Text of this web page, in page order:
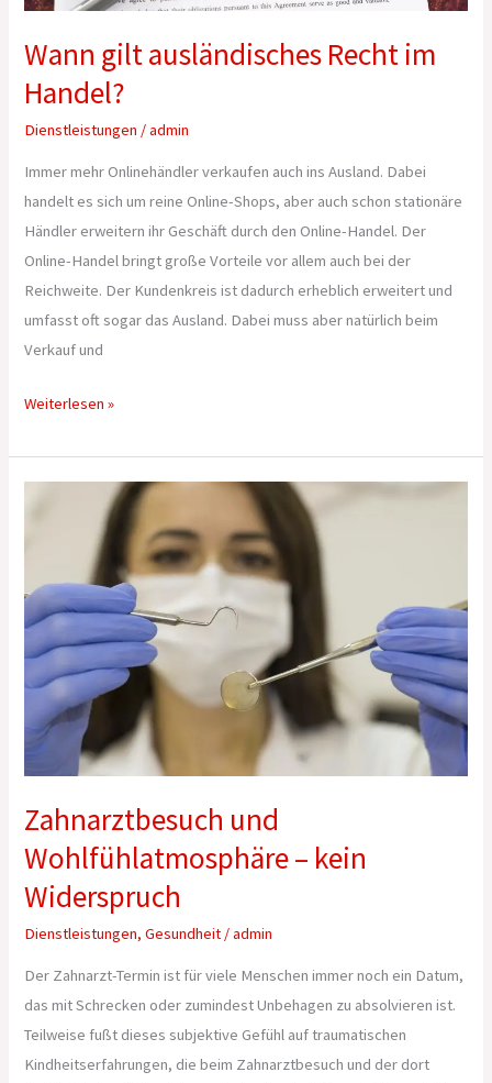
Wann gilt ausländisches Recht im
Handel?
Dienstleistungen /admin
Immer mehr Onlinehändler verkaufen auch ins Ausland. Dabei
handelt es sich um reine Online-Shops, aber auch schon stationäre
Händler erweitern ihr Geschäft durch den Online-Handel. Der
Online-Handel bringt große Vorteile vor allem auch bei der
Reichweite. Der Kundenkreis ist dadurch erheblich erweitert und
umfasst oft sogar das Ausland. Dabei muss aber natürlich beim
Verkauf und
Weiterlesen »
Zahnarztbesuch und
Wohlfühlatmosphäre – kein
Widerspruch
Dienstleistungen,Gesundheit /admin
Der Zahnarzt-Termin ist für viele Menschen immer noch ein Datum,
das mit Schrecken oder zumindest Unbehagen zu absolvieren ist.
Teilweise fußt dieses subjektive Gefühl auf traumatischen
Kindheitserfahrungen, die beim Zahnarztbesuch und der dort
Zahnarztbesuch
Wohlfühlatmosphäre
kein
Widerspruch